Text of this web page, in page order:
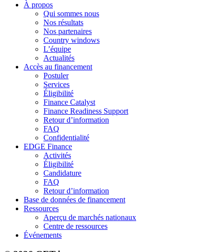
À propos
Qui sommes nous
Nos résultats
Nos partenaires
Country windows
L’équipe
Actualités
Accès au financement
Postuler
Services
Éligibilité
Finance Catalyst
Finance Readiness Support
Retour d’information
FAQ
Confidentialité
EDGE Finance
Activités
Éligibilité
Candidature
FAQ
Retour d’information
Base de données de financement
Ressources
Aperçu de marchés nationaux
Centre de ressources
Événements